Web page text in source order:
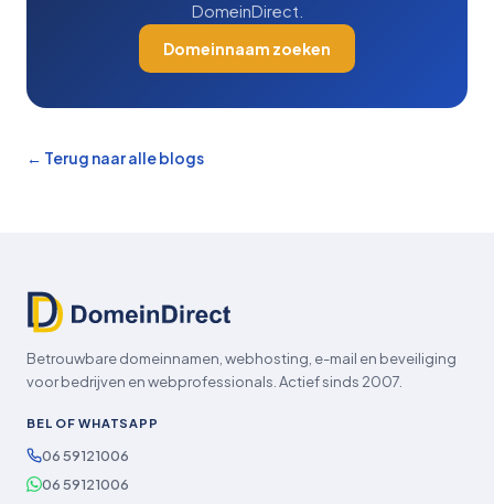
DomeinDirect.
Domeinnaam zoeken
← Terug naar alle blogs
Betrouwbare domeinnamen, webhosting, e-mail en beveiliging
voor bedrijven en webprofessionals. Actief sinds 2007.
BEL OF WHATSAPP
06 59121006
06 59121006